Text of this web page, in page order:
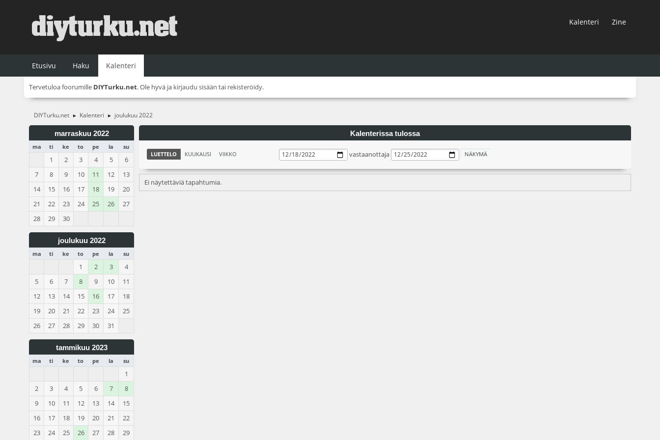
Kalenteri Zine
Etusivu Haku Kalenteri
Tervetuloa foorumille DIYTurku.net. Ole hyvä ja kirjaudu sisään tai rekisteröidy.
DIYTurku.net ► Kalenteri ► joulukuu 2022
marraskuu 2022
ma ti ke to pe la su
1 2 3 4 5
6
7
8 9 10 11 12
13
14
15 16 17 18 19
20
21
22 23 24 25 26
27
28
29 30
joulukuu 2022
ma ti ke to pe la su
1 2 3
4
5
6 7 8 9 10
11
12
13 14 15 16 17
18
19
20 21 22 23 24
25
26
27 28 29 30 31
tammikuu 2023
ma ti ke to pe la su
1
2
3 4 5 6 7
8
9
10 11 12 13 14
15
16
17 18 19 20 21
22
23
24 25 26 27 28 29
Kalenterissa tulossa
LUETTELO KUUKAUSI VIIKKO vastaanottaja
Ei näytettäviä tapahtumia.